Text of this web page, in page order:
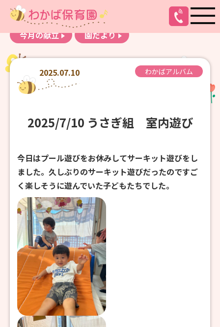
お知らせ
わかばアルバム
今月の献立
園だより
2025.07.10 わかばアルバム
2025/7/10 うさぎ組 室内遊び
今日はプール遊びをお休みしてサーキット遊びをし
ました。久しぶりのサーキット遊びだったのですご
く楽しそうに遊んでいた子どもたちでした。